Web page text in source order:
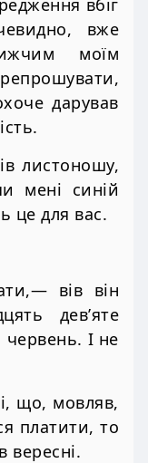
вже
моїм
дарував
листоношу,
мені синій
це для вас.
вів він
дев’яте
І не
що, мовляв,
платити, то
вересні.